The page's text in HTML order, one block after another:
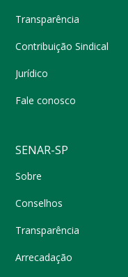
Transparência
Contribuição Sindical
Jurídico
Fale conosco
SENAR-SP
Sobre
Conselhos
Transparência
Arrecadação